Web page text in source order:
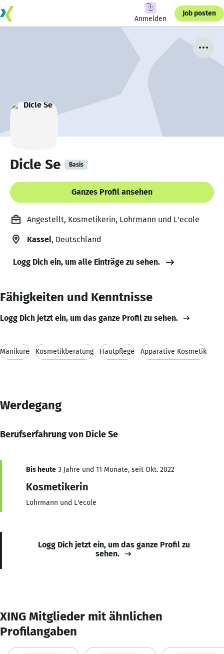
Anmelden
Job posten
Dicle Se Basis
Ganzes Profil ansehen
Angestellt, Kosmetikerin, Lohrmann und L'ecole
Kassel, Deutschland
Logg Dich ein, um alle Einträge zu sehen.
Fähigkeiten und Kenntnisse
Logg Dich jetzt ein, um das ganze Profil zu sehen.
Manikure Kosmetikberatung Hautpflege Apparative Kosmetik
Werdegang
Berufserfahrung von Dicle Se
Bis heute 3 Jahre und 11 Monate, seit Okt. 2022
Kosmetikerin
Lohrmann und L'ecole
Logg Dich jetzt ein, um das ganze Profil zu
sehen.
XING Mitglieder mit ähnlichen
Profilangaben